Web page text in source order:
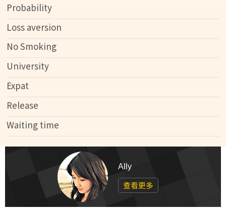
Probability
Loss aversion
No Smoking
University
Expat
Release
Waiting time
Ally
查看更多